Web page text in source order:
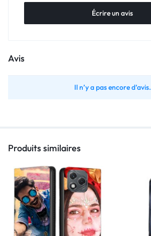
Écrire un avis
Avis
Il n’y a pas encore d’avis.
Produits similaires